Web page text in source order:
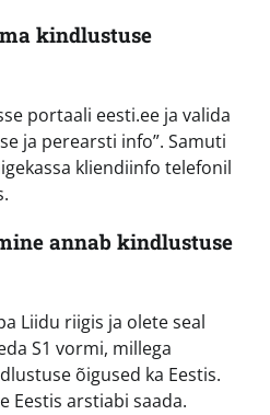
kindlustuse
portaali eesti.ee ja valida
ja perearsti info”. Samuti
kliendiinfo telefonil
annab kindlustuse
Liidu riigis ja olete seal
S1 vormi, millega
õigused ka Eestis.
Eestis arstiabi saada.